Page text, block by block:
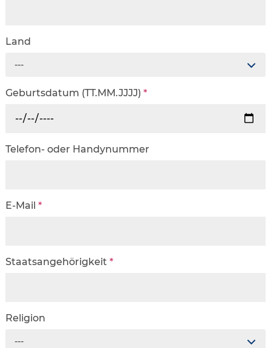
Land
---
Geburtsdatum (TT.MM.JJJJ) *
Telefon- oder Handynummer
E-Mail *
Staatsangehörigkeit *
Religion
---